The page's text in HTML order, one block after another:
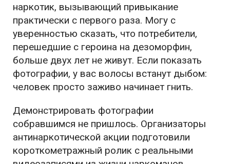
наркотик, вызывающий привыкание
практически с первого раза. Могу с
уверенностью сказать, что потребители,
перешедшие с героина на дезоморфин,
больше двух лет не живут. Если показать
фотографии, у вас волосы встанут дыбом:
человек просто заживо начинает гнить.
Демонстрировать фотографии
собравшимся не пришлось. Организаторы
антинаркотической акции подготовили
короткометражный ролик с реальными